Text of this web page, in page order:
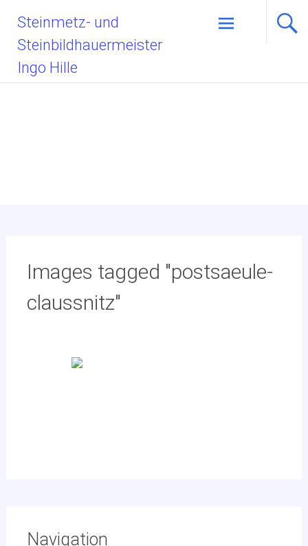
Steinmetz- und
Steinbildhauermeister
Ingo Hille
Zum
Inhalt
Images tagged "postsaeule-
claussnitz"
Navigation